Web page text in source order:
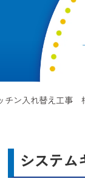
チン入れ替え工事
システ